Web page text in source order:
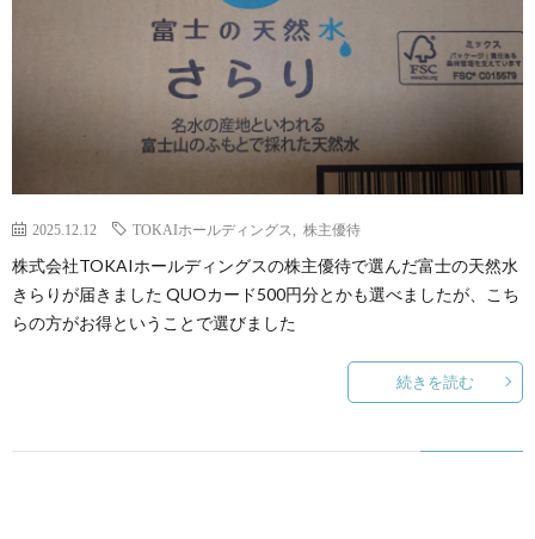
2025.12.12 TOKAIホールディングス 株主優待
株式会社TOKAIホールディングスの株主優待で選んだ富士の天然水
きらりが届きました QUOカード500円分とかも選べましたが、こち
らの方がお得ということで選びました
続きを読む